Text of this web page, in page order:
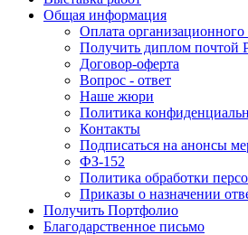
Общая информация
Оплата организационного
Получить диплом почтой
Договор-оферта
Вопрос - ответ
Наше жюри
Политика
Контакты
Подписаться на анонсы
ФЗ-152
Политика обработки
Приказы о назначении
Получить Портфолио
Благодарственное письмо